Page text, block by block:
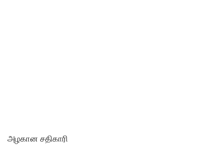
அழகான சதிகாரி